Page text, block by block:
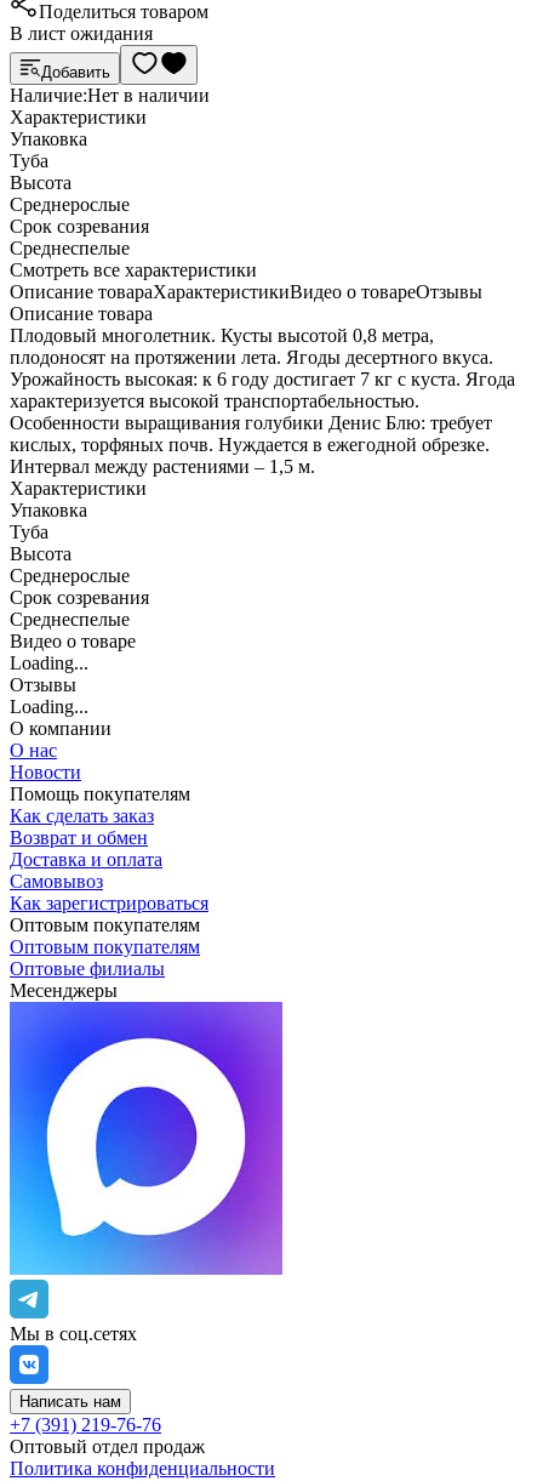
Поделиться товаром
В лист ожидания
Добавить
Наличие:Нет в наличии
Характеристики
Упаковка
Туба
Высота
Среднерослые
Срок созревания
Среднеспелые
Cмотреть все характеристики
Описание товараХарактеристикиВидео о товареОтзывы
Описание товара
Плодовый многолетник. Кусты высотой 0,8 метра,
плодоносят на протяжении лета. Ягоды десертного вкуса.
Урожайность высокая: к 6 году достигает 7 кг с куста. Ягода
характеризуется высокой транспортабельностью.
Особенности выращивания голубики Денис Блю: требует
кислых, торфяных почв. Нуждается в ежегодной обрезке.
Интервал между растениями – 1,5 м.
Характеристики
Упаковка
Туба
Высота
Среднерослые
Срок созревания
Среднеспелые
Видео о товаре
Loading...
Отзывы
Loading...
О компании
О нас
Новости
Помощь покупателям
Как сделать заказ
Возврат и обмен
Доставка и оплата
Самовывоз
Как зарегистрироваться
Оптовым покупателям
Оптовым покупателям
Оптовые филиалы
Месенджеры
Мы в соц.сетях
Написать нам
+7 (391) 219-76-76
Оптовый отдел продаж
Политика конфиденциальности